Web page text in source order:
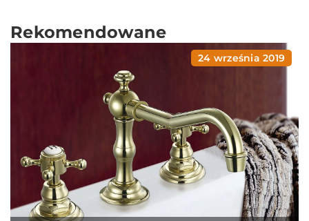
Rekomendowane
24 września 2019